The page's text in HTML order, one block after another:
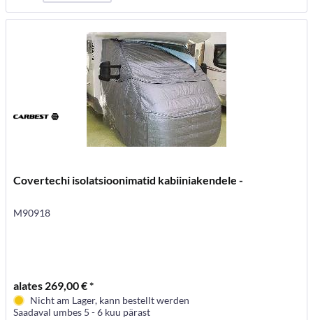
Covertechi isolatsioonimatid kabiiniakendele -
M90918
alates 269,00 € *
Nicht am Lager, kann bestellt werden
Saadaval umbes 5 - 6 kuu pärast